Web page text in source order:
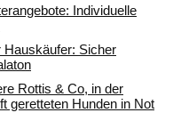
Individuelle
Hauskäufer: Sicher
Rottis & Co, in der
geretteten Hunden in Not